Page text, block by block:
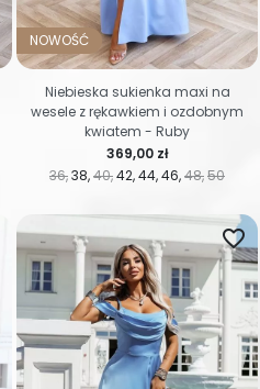
NOWOŚĆ
36 38 40 42 44 46 48 50
Cena
369,00 zł
Niebieska sukienka maxi na
wesele z rękawkiem i ozdobnym
kwiatem - Ruby
favorite_border